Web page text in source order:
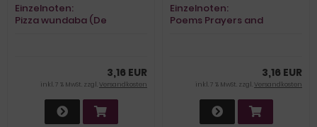
Einzelnoten:
Pizza wundaba (De
3,16 EUR
inkl. 7 % MwSt. zzgl.Versandkosten
Einzelnoten:
Poems Prayers and
3,16 EUR
inkl. 7 % MwSt. zzgl.Versandkosten